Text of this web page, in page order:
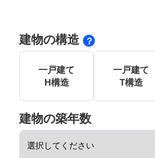
建物の構造
一戸建て
H構造
一戸建て
T構造
建物の築年数